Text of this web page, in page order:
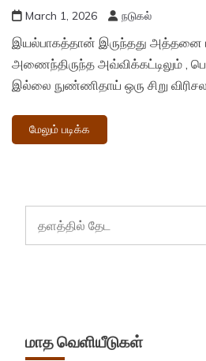
March 1, 2026 நடுகல்
இயல்பாகத்தான் இருந்தது அத்தனை
அணைந்திருந்த அவ்விக்கட்டிலும் ,
இல்லை நுண்ணிதாய் ஒரு சிறு
மேலும் படிக்க
மாத வெளியீடுகள்